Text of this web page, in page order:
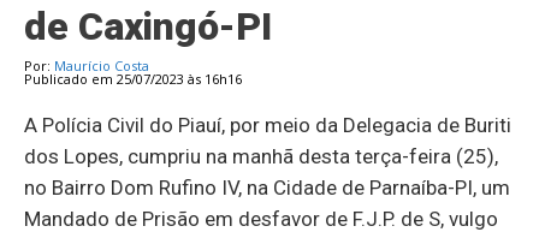
de Caxingó-PI
Por: Maurício Costa
Publicado em 25/07/2023 às 16h16
A Polícia Civil do Piauí, por meio da Delegacia de Buriti
dos Lopes, cumpriu na manhã desta terça-feira (25),
no Bairro Dom Rufino IV, na Cidade de Parnaíba-PI, um
Mandado de Prisão em desfavor de F.J.P. de S, vulgo